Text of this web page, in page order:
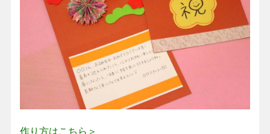
作り方はこちら＞